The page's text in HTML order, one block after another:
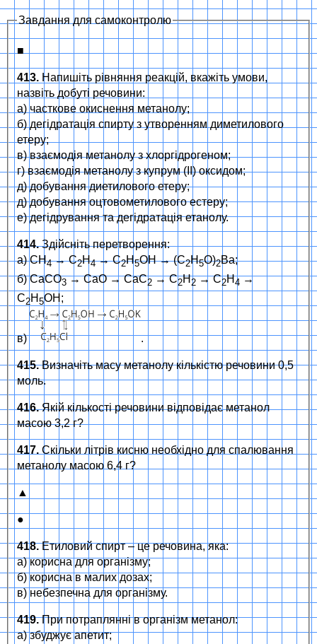
Завдання для самоконтролю
■
413. Напишіть рівняння реакцій, вкажіть умови,
назвіть добуті речовини:
а) часткове окиснення метанолу;
б) дегідратація спирту з утворенням диметилового
етеру;
в) взаємодія метанолу з хлоргідрогеном;
г) взаємодія метанолу з купрум (II) оксидом;
д) добування диетилового етеру;
д) добування оцтовометилового естеру;
е) дегідрування та дегідратація етанолу.
414.Здійсніть перетворення:
а) СН4→ С2Н4→ С2Н5ОН → (С2Н5О)2Ва;
б) СаСО3→ СаО → СаС2→ С2Н2 → С2Н4→
С2Н 5ОН;
в) .
415.Визначіть масу метанолу кількістю речовини 0,5
моль.
416.Якій кількості речовини відповідає метанол
масою 3,2 г?
417. Скільки літрів кисню необхідно для спалювання
метанолу масою 6,4 г?
▲
●
418.Етиловий спирт – це речовина, яка:
а) корисна для організму;
б) корисна в малих дозах;
в) небезпечна для організму.
419.При потраплянні в організм метанол:
а) збуджує апетит;